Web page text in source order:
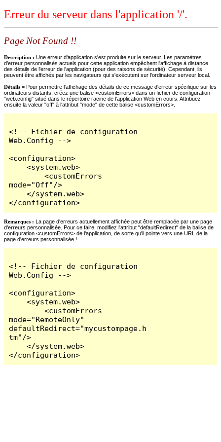
Erreur du serveur dans l'application '/'.
Page Not Found !!
Description : Une erreur d'application s'est produite sur le serveur. Les paramètres
d'erreur personnalisés actuels pour cette application empêchent l'affichage à distance
des détails de l'erreur de l'application (pour des raisons de sécurité). Cependant, ils
peuvent être affichés par les navigateurs qui s'exécutent sur l'ordinateur serveur local.
Détails = Pour permettre l'affichage des détails de ce message d'erreur spécifique sur les
ordinateurs distants, créez une balise <customErrors> dans un fichier de configuration
"web.config" situé dans le répertoire racine de l'application Web en cours. Attribuez
ensuite la valeur "off" à l'attribut "mode" de cette balise <customErrors>.
<!-- Fichier de configuration
Web.Config -->
<configuration>
    <system.web>
        <customErrors
mode="Off"/>
    </system.web>
</configuration>
Remarques : La page d'erreurs actuellement affichée peut être remplacée par une page
d'erreurs personnalisée. Pour ce faire, modifiez l'attribut "defaultRedirect" de la balise de
configuration <customErrors> de l'application, de sorte qu'il pointe vers une URL de la
page d'erreurs personnalisée !
<!-- Fichier de configuration
Web.Config -->
<configuration>
    <system.web>
        <customErrors
mode="RemoteOnly"
defaultRedirect="mycustompage.h
tm"/>
    </system.web>
</configuration>